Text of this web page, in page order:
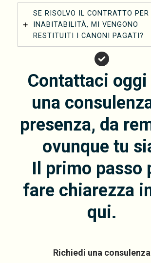
SE RISOLVO IL CONTRATTO PER
INABITABILITÀ, MI VENGONO
RESTITUITI I CANONI PAGATI?
Contattaci oggi
una
presenza, da
ovunque tu
Il primo passo
fare chiarezza
qui.
Richiedi una consulenza